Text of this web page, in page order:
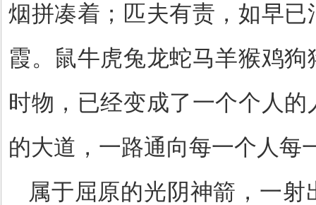
烟拼凑着；匹夫有责，如早
霞。鼠牛虎兔龙蛇马羊猴鸡
时物，已经变成了一个个人
的大道，一路通向每一个人每
属于屈原的光阴神箭，一